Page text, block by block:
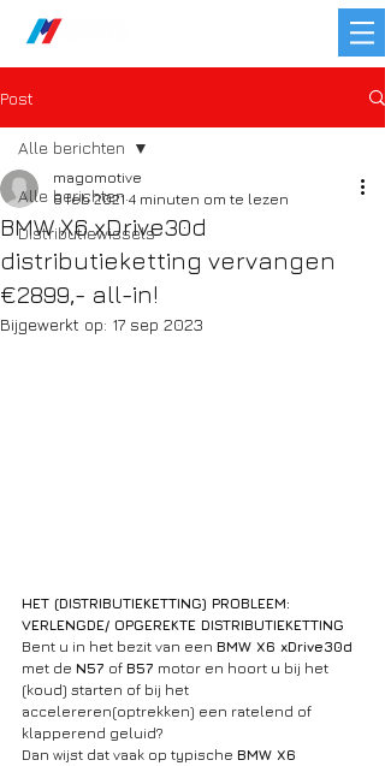
Post
Alle berichten
Distributiewissels
Alle berichten
BMW X6 xDrive30d
distributieketting vervangen
€2899,- all-in!
magomotive
8 feb 2021 4 minuten om te lezen
Bijgewerkt op: 17 sep 2023
HET (DISTRIBUTIEKETTING) PROBLEEM:
VERLENGDE/ OPGEREKTE DISTRIBUTIEKETTING
Bent u in het bezit van een BMW X6 xDrive30d
met de N57 of B57 motor en hoort u bij het
(koud) starten of bij het
accelereren(optrekken) een ratelend of
klapperend geluid?
Dan wijst dat vaak op typische BMW X6